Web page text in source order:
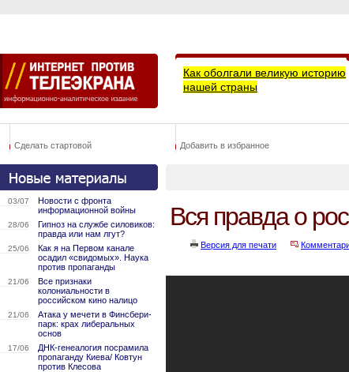
Как оболгали великую историю
нашей страны
Сделать стартовой Добавить в избранное
03/07
Новости с фронта
информационной войны
28/06
Гипноз на службе силовиков:
правда или нам лгут?
25/06
Как я на Первом канале
осадил «свидомых». Наука
против пропаганды
21/06
Все признаки
колониальности в
российском кино налицо
21/06
Атака у мечети в Финсбери-
парк: крах либеральных
основ
17/06
ДНК-генеалогия посрамила
пропаганду Киева/ Ковтун
против Клесова
Вся правда о
Версия для печати